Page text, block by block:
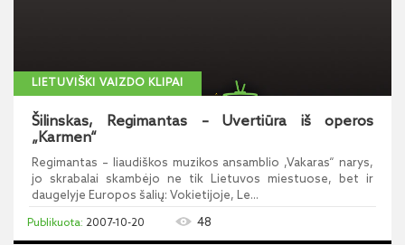
LIETUVIŠKI VAIZDO KLIPAI
Šilinskas, Regimantas – Uvertiūra iš operos
„Karmen“
Regimantas – liaudiškos muzikos ansamblio ,Vakaras“ narys,
jo skrabalai skambėjo ne tik Lietuvos miestuose, bet ir
daugelyje Europos šalių: Vokietijoje, Le...
2007-10-20 48